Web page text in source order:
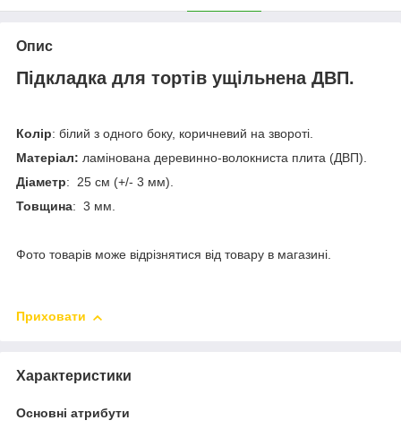
Опис
Підкладка для тортів ущільнена ДВП.
Колір: білий з одного боку, коричневий на звороті.
Матеріал: ламінована деревинно-волокниста плита (ДВП).
Діаметр: 25 см (+/- 3 мм).
Товщина: 3 мм.
Фото товарів може відрізнятися від товару в магазині.
Приховати
Характеристики
Основні атрибути